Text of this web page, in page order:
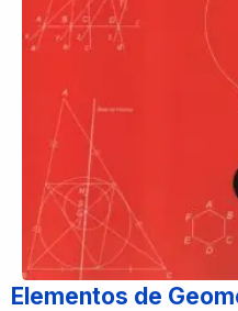
Elementos de